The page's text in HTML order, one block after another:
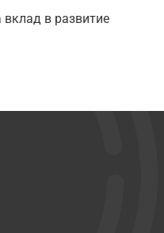
в развитие